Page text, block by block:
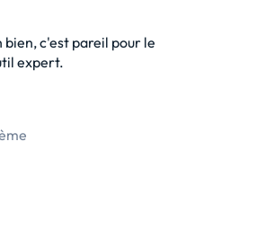
bien, c'est pareil pour le
expert.